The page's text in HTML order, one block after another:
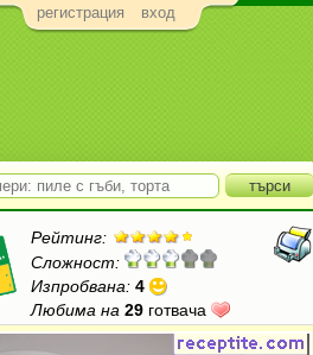
регистрация вход
Рейтинг:
Сложност:
Изпробвана: 4
Любима на 29 готвача